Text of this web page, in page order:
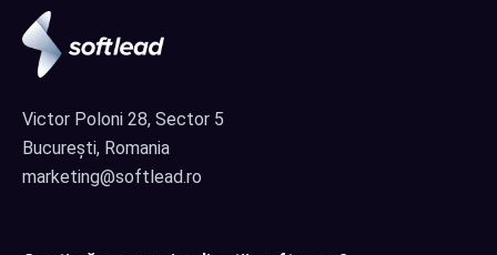
Victor Poloni 28, Sector 5
București, Romania
marketing@softlead.ro